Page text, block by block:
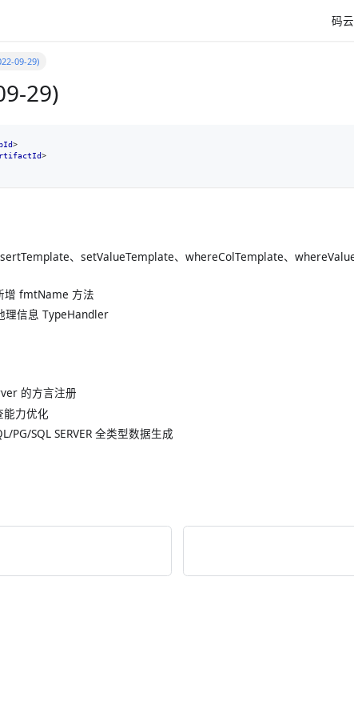
码云
09-29)
29)
>
>
、setValueTemplate、whereColTemplate、
增 fmtName 方法
理信息 TypeHandler
的方言注册
力优化
PG/SQL SERVER 全类型数据生成